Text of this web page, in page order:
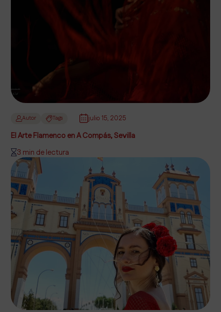
Autor Tags julio 15, 2025
El Arte Flamenco en A Compás, Sevilla
3 min de lectura